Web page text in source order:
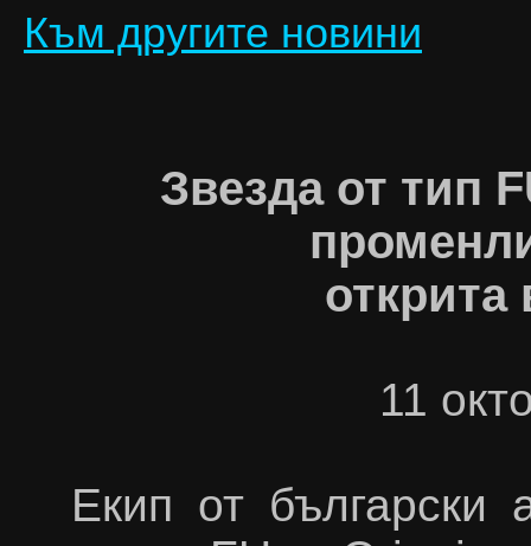
Към другите новини
Звезда от тип
11
Екип от български